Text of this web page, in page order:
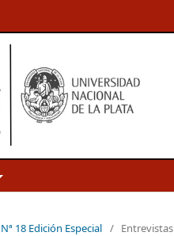
18 Edición Especial / Entrevistas